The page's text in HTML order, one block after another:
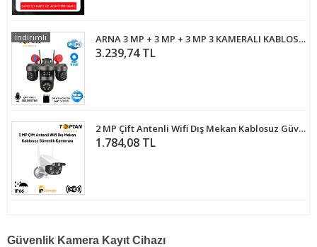
ARNA 3 MP + 3 MP + 3 MP 3 KAMERALI KABLOSUZ WIFI ÖZELLİKLİ PTZ GÜVENLİK KAMERASI 5'Lİ PAKET- ARN-42X5
3.239,74 TL
İndirimli
2 MP Çift Antenli Wifi Dış Mekan Kablosuz Güvenlik Kamerası ARNA-1460
1.784,08 TL
Güvenlik Kamera Kayıt Cihazı